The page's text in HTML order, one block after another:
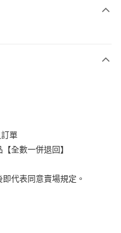
華泰商業銀行
遠東國際商業銀行
星展（台灣）商業銀行
單
全數一併退回】
代表同意賣場規定。